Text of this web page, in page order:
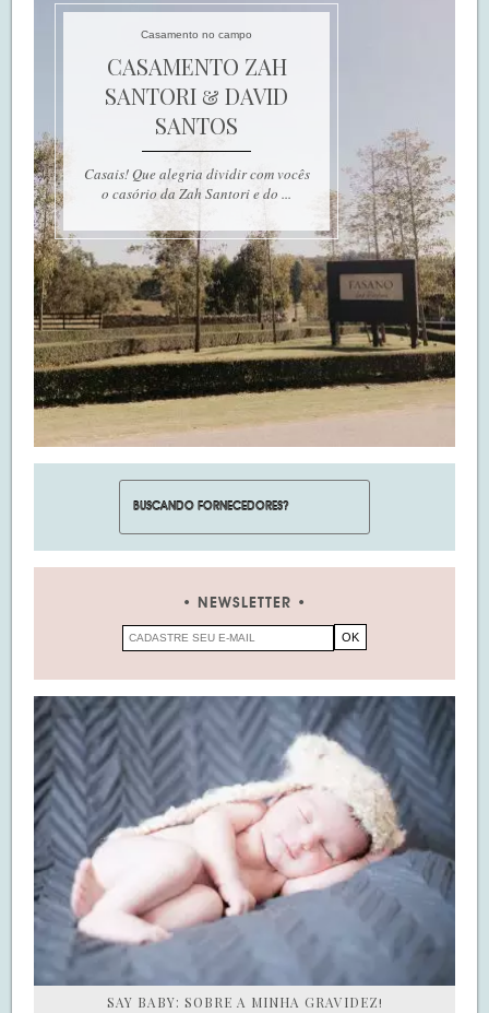
Casamento no campo
CASAMENTO ZAH
SANTORI & DAVID
SANTOS
Casais! Que alegria dividir com vocês
o casório da Zah Santori e do ...
NEWSLETTER
SAY BABY: SOBRE A MINHA GRAVIDEZ!